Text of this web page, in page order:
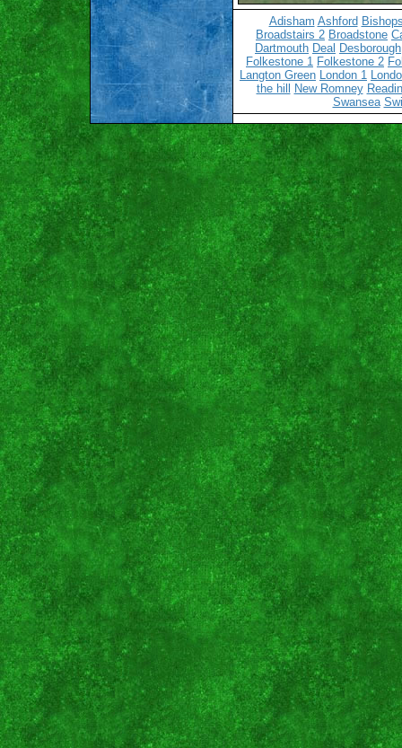
Adisham Ashford
Broadstairs 2 Broadstone
Dartmouth Deal Desborough
Folkestone 1 Folkestone 2
Langton Green London 1
the hill
New Romney
Swansea